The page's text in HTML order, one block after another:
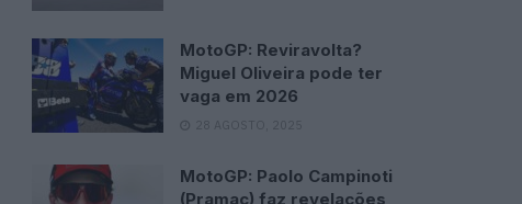
MotoGP: Reviravolta?
Miguel Oliveira pode ter
vaga em 2026
28 AGOSTO, 2025
MotoGP: Paolo Campinoti
(Pramac) faz revelações